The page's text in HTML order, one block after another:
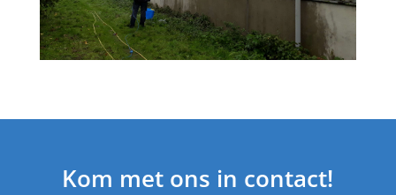
Kom met ons in contact!